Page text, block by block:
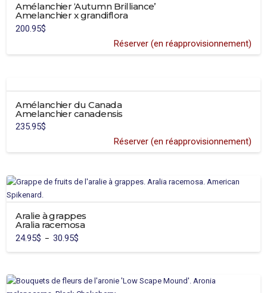
options
peuvent
être
sur
produit
Amélanchier ‘Autumn Brilliance’
Amelanchier x grandiflora
200.95$
Réserver (en réapprovisionnement)
Amélanchier du Canada
Amelanchier canadensis
235.95$
Réserver (en réapprovisionnement)
Aralie à grappes
Aralia racemosa
24.95$ – 30.95$
prix :
a
plusieurs